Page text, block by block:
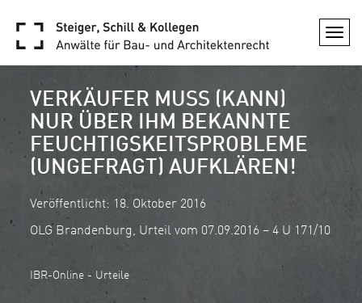
VERKÄUFER MUSS (KANN)
NUR ÜBER IHM BEKANNTE
FEUCHTIGSKEITSPROBLEME
(UNGEFRAGT) AUFKLÄREN!
Veröffentlicht: 18. Oktober 2016
OLG Brandenburg, Urteil vom 07.09.2016 – 4 U 171/10
IBR-Online - Urteile